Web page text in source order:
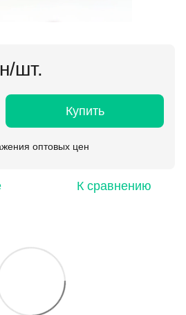
шт.
Купить
оптовых цен
К сравнению